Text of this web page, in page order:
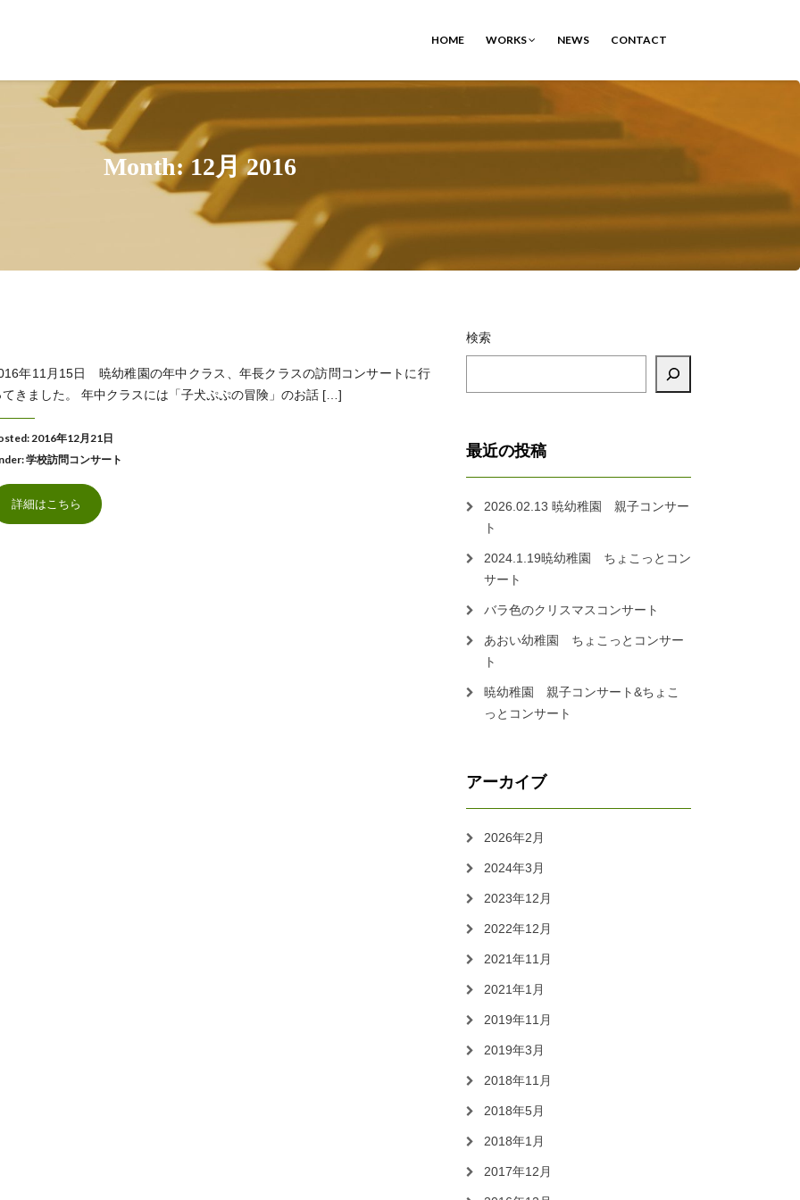
HOME WORKS NEWS CONTACT
Month: 12月 2016
年11月15日 暁幼稚園の年中クラス、年長クラスの訪問コンサートに行
てきました。 年中クラスには「子犬ぷぷの冒険」のお話 […]
2016年12月21日
学校訪問コンサート
詳細はこちら
検索
最近の投稿
2026.02.13 暁幼稚園 親子コンサー
ト
2024.1.19暁幼稚園 ちょこっとコン
サート
バラ色のクリスマスコンサート
あおい幼稚園 ちょこっとコンサー
ト
暁幼稚園 親子コンサート&ちょこ
っとコンサート
アーカイブ
2026年2月
2024年3月
2023年12月
2022年12月
2021年11月
2021年1月
2019年11月
2019年3月
2018年11月
2018年5月
2018年1月
2017年12月